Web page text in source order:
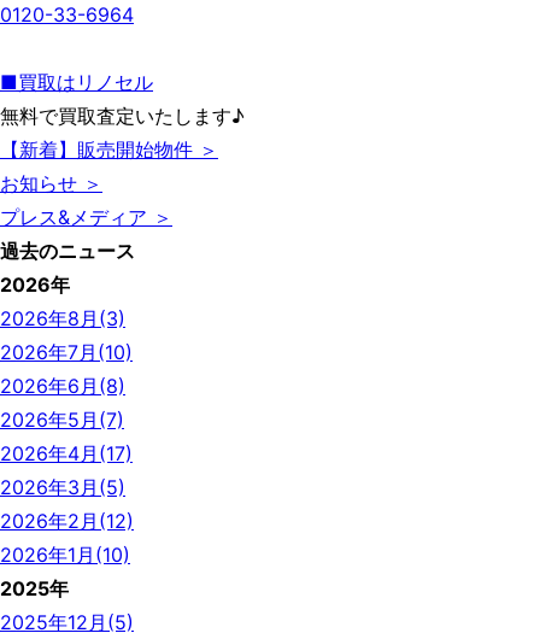
0120-33-6964
■買取はリノセル
無料で買取査定いたします♪
【新着】販売開始物件 ＞
お知らせ ＞
プレス&メディア ＞
過去のニュース
2026年
2026年8月(3)
2026年7月(10)
2026年6月(8)
2026年5月(7)
2026年4月(17)
2026年3月(5)
2026年2月(12)
2026年1月(10)
2025年
2025年12月(5)